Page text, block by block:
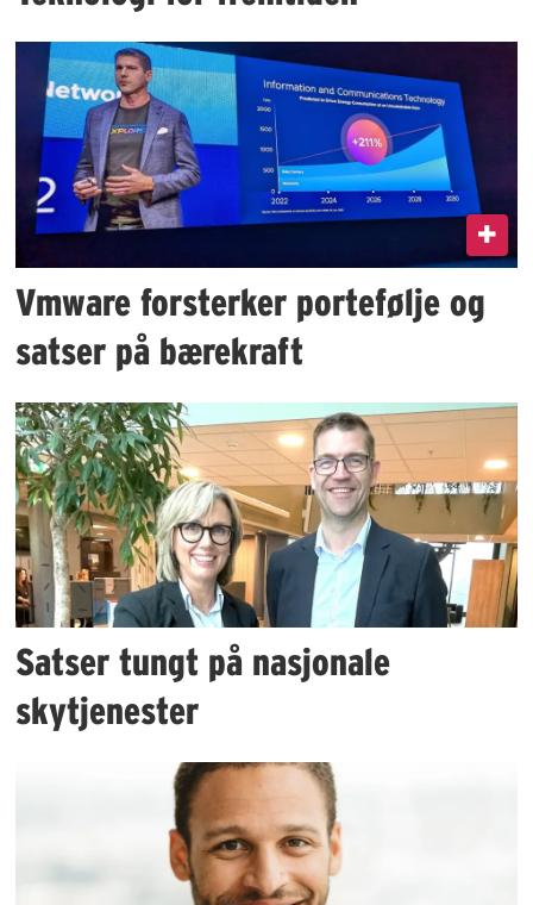
Vmware forsterker portefølje og
satser på bærekraft
Satser tungt på nasjonale
skytjenester